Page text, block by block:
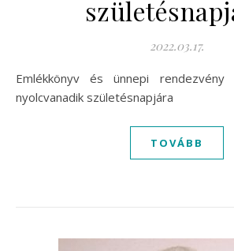
2022.03.17.
Emlékkönyv és ünnepi rendezvény Szekernyés János
nyolcvanadik születésnapjára
TOVÁBB